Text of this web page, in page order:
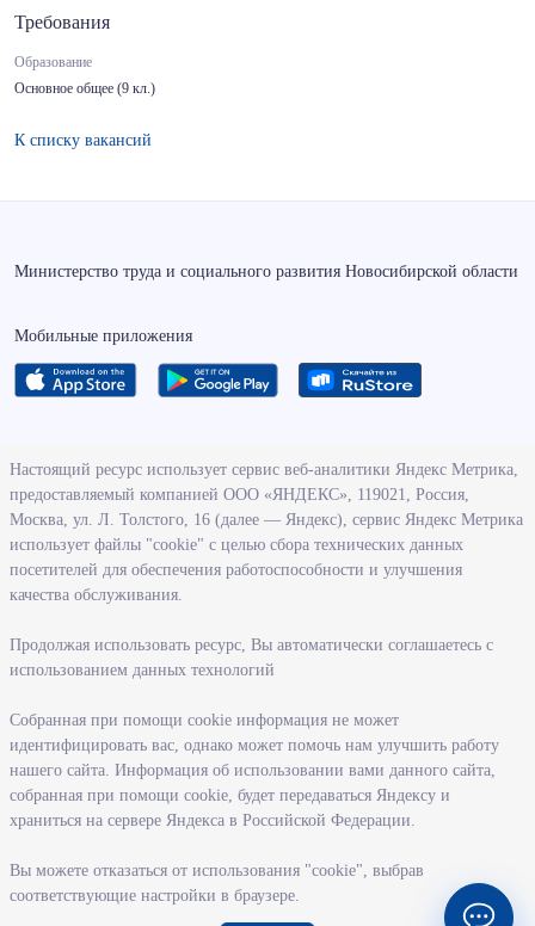
Требования
Образование
Основное общее (9 кл.)
К списку вакансий
Министерство труда и социального развития Новосибирской области
Мобильные приложения
О ведомстве
Деятельность министерства труда и социального развития
Новосибирской области
Контрольно-надзорная деятельность министерства
Государственные программы, реализуемые министерством
Службы и учреждения, подведомственные министерству
Поступление на государственную гражданскую службу
Информация
Регистрация в целях поиска работы
Меры государственной поддержки в сфере занятости населения
Состояние рынка труда
Настоящий ресурс использует сервис веб-аналитики Яндекс Метрика,
предоставляемый компанией ООО «ЯНДЕКС», 119021, Россия,
Москва, ул. Л. Толстого, 16 (далее — Яндекс), сервис Яндекс Метрика
использует файлы "cookie" с целью сбора технических данных
посетителей для обеспечения работоспособности и улучшения
качества обслуживания.
Продолжая использовать ресурс, Вы автоматически соглашаетесь с
использованием данных технологий
Собранная при помощи cookie информация не может
идентифицировать вас, однако может помочь нам улучшить работу
нашего сайта. Информация об использовании вами данного сайта,
собранная при помощи cookie, будет передаваться Яндексу и
храниться на сервере Яндекса в Российской Федерации.
Вы можете отказаться от использования "cookie", выбрав
соответствующие настройки в браузере.